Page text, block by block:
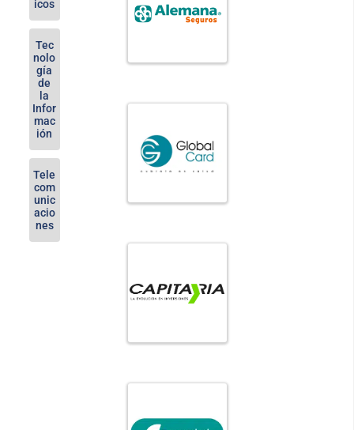
icos
Tec
nolo
gía
de
la
Infor
mac
ión
Tele
com
unic
acio
nes